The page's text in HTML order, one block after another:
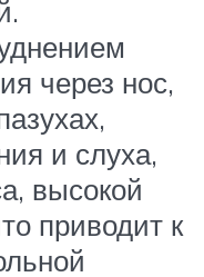
через нос,
и слуха,
высокой
приводит к